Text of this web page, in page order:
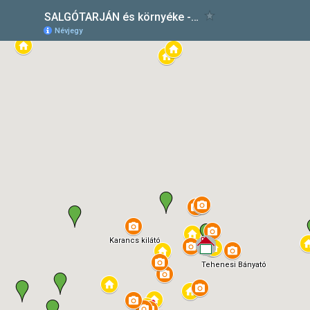
Tehenesi Bányató
Karancs kilátó
SALGÓTARJÁN és környéke - Szálláskatalógus
Névjegy